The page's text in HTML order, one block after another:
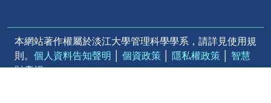
本網站著作權屬於淡江大學管理科學學系，請詳見使用規
則。 個人資料告知聲明 個資政策 隱私權政策
智慧
財產權